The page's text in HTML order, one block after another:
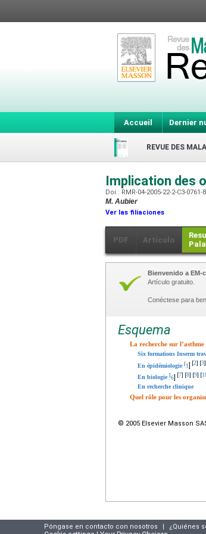
Accueil Dernier
REVUE DES
Implication des
Doi : RMR-04-2005-22-2-C3-0761-
M. Aubier
Ver las filiaciones
PDF Artículo
Bienvenido a EM-
Artículo gratuito.
Conéctese para
Esquema
La recherche sur
Six formations Inserm
En épidémiologie [1] [2] [3]
En biologie [6] [7] [8] [9] [
En recherche clinique
Quel rôle pour les
© 2005 Elsevier Masson
Póngase en contacto con nosotros | ¿Quiénes